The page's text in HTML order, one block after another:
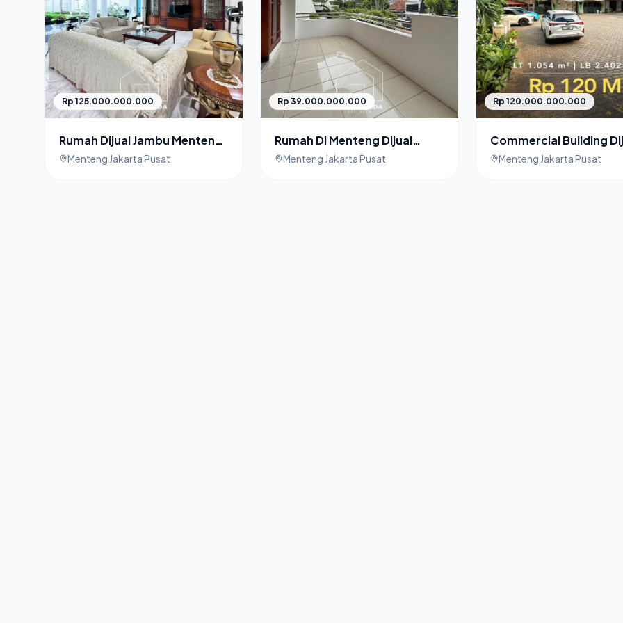
Rp 125.000.000.000
Rumah Dijual Jambu Menteng
Jakarta Pusat
Menteng Jakarta Pusat
Rp 39.000.000.000
Rumah Di Menteng Dijual
Lokasi Premium di Jakarta
Menteng Jakarta Pusat
Rp 120.000.000.000
Commercial Building
Menteng Jakarta Pusat
Menteng Jakarta Pusat